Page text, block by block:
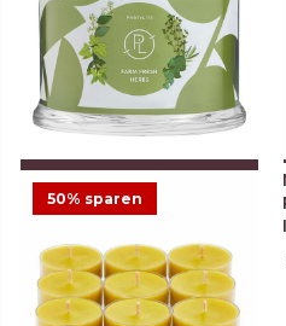
Duftwachsglas Escential
Honeydew
11,23 €
24,95 € Angebot
22
LEGEN
3-Docht-Duftwachsglas
Farm Fresh Herbs
15,73 € 34,95 € Angebot
50% sparen